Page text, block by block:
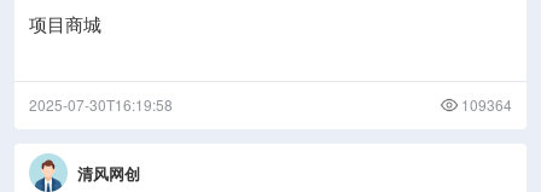
项目商城
2025-07-30T16:19:58 109364
清风网创